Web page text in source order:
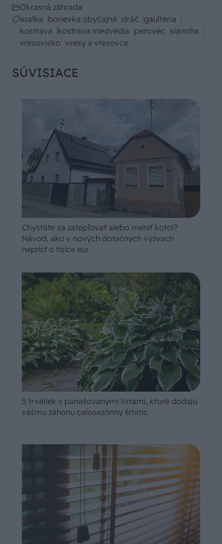
Okrasná záhrada
azalka borievka obyčajná dráč gaultéria
kostrava kostrava medvedia perovec slamiha
vresovisko vresy a vresovce
SÚVISIACE
Chystáte sa zatepľovať alebo meniť kotol?
Návod, ako v nových dotačných výzvach
neprísť o tisíce eur
5 trvaliek s panašovanými listami, ktoré dodajú
vášmu záhonu celosezónny šmrnc